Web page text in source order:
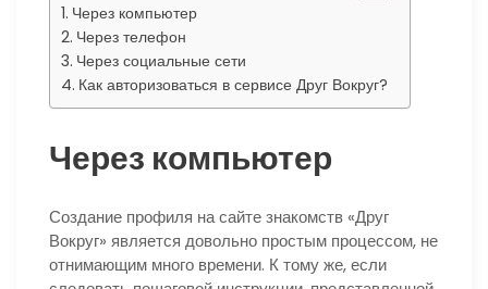
Через компьютер
Через телефон
Через социальные сети
Как авторизоваться в сервисе Друг Вокруг?
Через компьютер
Создание профиля на сайте знакомств «Друг
Вокруг» является довольно простым процессом, не
отнимающим много времени. К тому же, если